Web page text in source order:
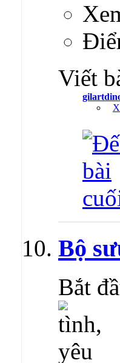
Viết
Bộ
Bắt